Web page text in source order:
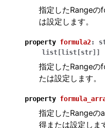
指定したRangeの
は設定します。
property formula2:
list [list [str] ]
指定したRangeの
たは設定します。
property
指定したRangeの
得または設定しま